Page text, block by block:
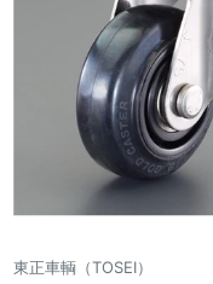
東正車輌（TOSEI）